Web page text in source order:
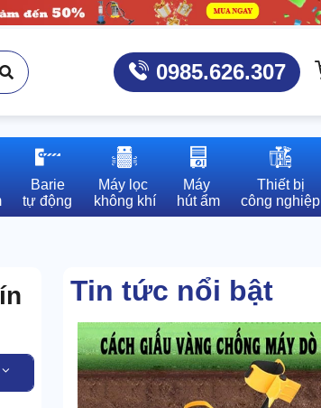
0985.626.307
Barie
tự động
Máy lọc
không khí
Máy
hút ẩm
Thiết bị
công nghiệp
Tin tức nổi bật